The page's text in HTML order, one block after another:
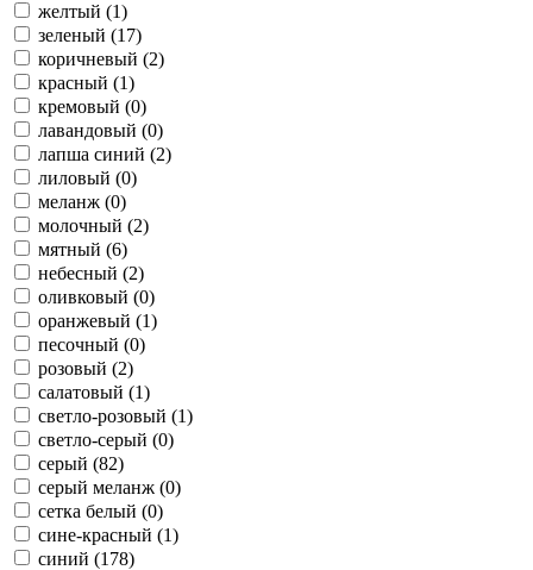
желтый (1)
зеленый (17)
коричневый (2)
красный (1)
кремовый (0)
лавандовый (0)
лапша синий (2)
лиловый (0)
меланж (0)
молочный (2)
мятный (6)
небесный (2)
оливковый (0)
оранжевый (1)
песочный (0)
розовый (2)
салатовый (1)
светло-розовый (1)
светло-серый (0)
серый (82)
серый меланж (0)
сетка белый (0)
сине-красный (1)
синий (178)